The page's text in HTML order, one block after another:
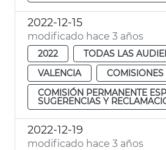
2022-12-15
modificado hace 3 años
2022
TODAS LAS
VALENCIA
COMISIÓN PERMANENTE
SUGERENCIAS Y
2022-12-19
modificado hace 3 años